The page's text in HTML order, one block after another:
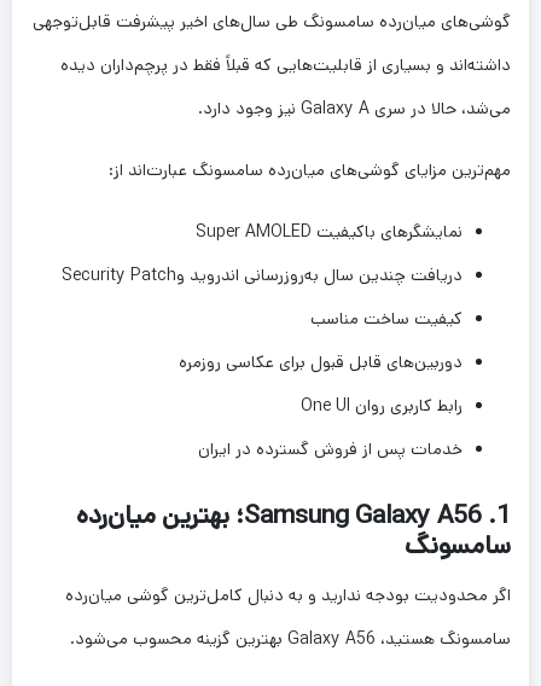
گوشی‌های میان‌رده سامسونگ طی سال‌های اخیر پیشرفت قابل‌توجهی
داشته‌اند و بسیاری از قابلیت‌هایی که قبلاً فقط در پرچم‌داران دیده
می‌شد، حالا در سری Galaxy A نیز وجود دارد.
مهم‌ترین مزایای گوشی‌های میان‌رده سامسونگ عبارت‌اند از:
نمایشگرهای باکیفیت Super AMOLED
دریافت چندین سال به‌روزرسانی اندروید وSecurity Patch
کیفیت ساخت مناسب
دوربین‌های قابل قبول برای عکاسی روزمره
رابط کاربری روان One UI
خدمات پس از فروش گسترده در ایران
1. Samsung Galaxy A56؛ بهترین میان‌رده
سامسونگ
اگر محدودیت بودجه ندارید و به دنبال کامل‌ترین گوشی میان‌رده
سامسونگ هستید، Galaxy A56 بهترین گزینه محسوب می‌شود.